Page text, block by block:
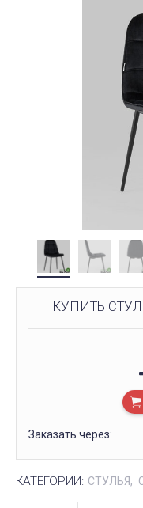
КУПИТЬ
Заказать через:
КАТЕГОРИИ: СТУЛЬЯ